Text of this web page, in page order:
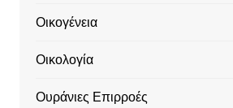
Οικογένεια
Οικολογία
Ουράνιες Επιρροές